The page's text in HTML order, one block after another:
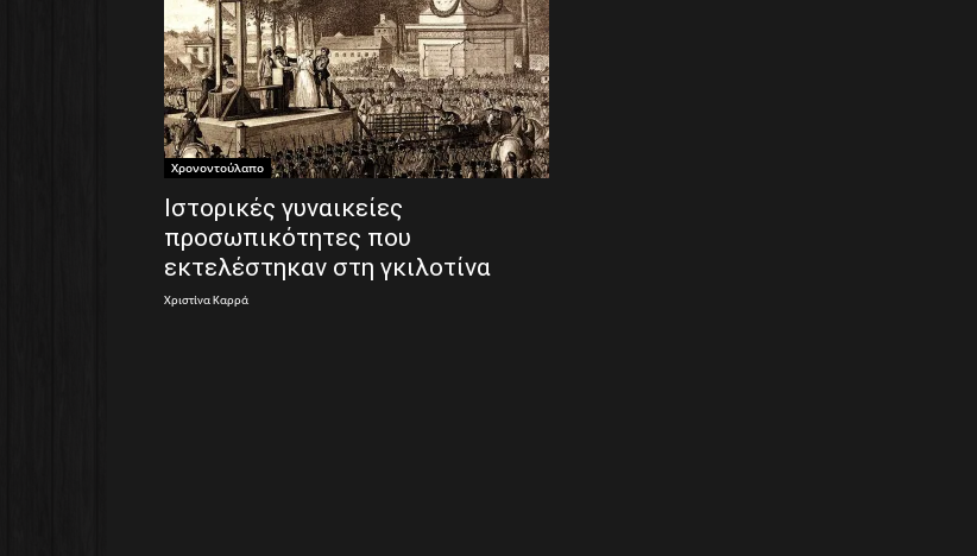
Χρονοντούλαπο
Ιστορικές γυναικείες
προσωπικότητες που
εκτελέστηκαν στη γκιλοτίνα
Χριστίνα Καρρά